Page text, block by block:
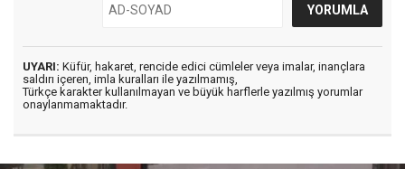
UYARI: Küfür, hakaret, rencide edici cümleler veya imalar, inançlara
saldırı içeren, imla kuralları ile yazılmamış,
Türkçe karakter kullanılmayan ve büyük harflerle yazılmış yorumlar
onaylanmamaktadır.